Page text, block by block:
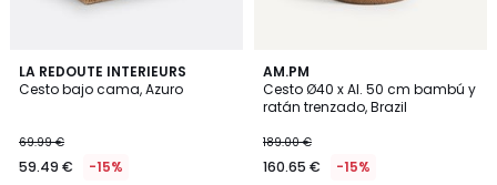
LA REDOUTE INTERIEURS
Cesto bajo cama, Azuro
69.99 €
59.49 € -15%
4,6
/ 5
AM.PM
Cesto Ø40 x Al. 50 cm bambú y
ratán trenzado, Brazil
189.00 €
160.65 € -15%
4,6
/ 5